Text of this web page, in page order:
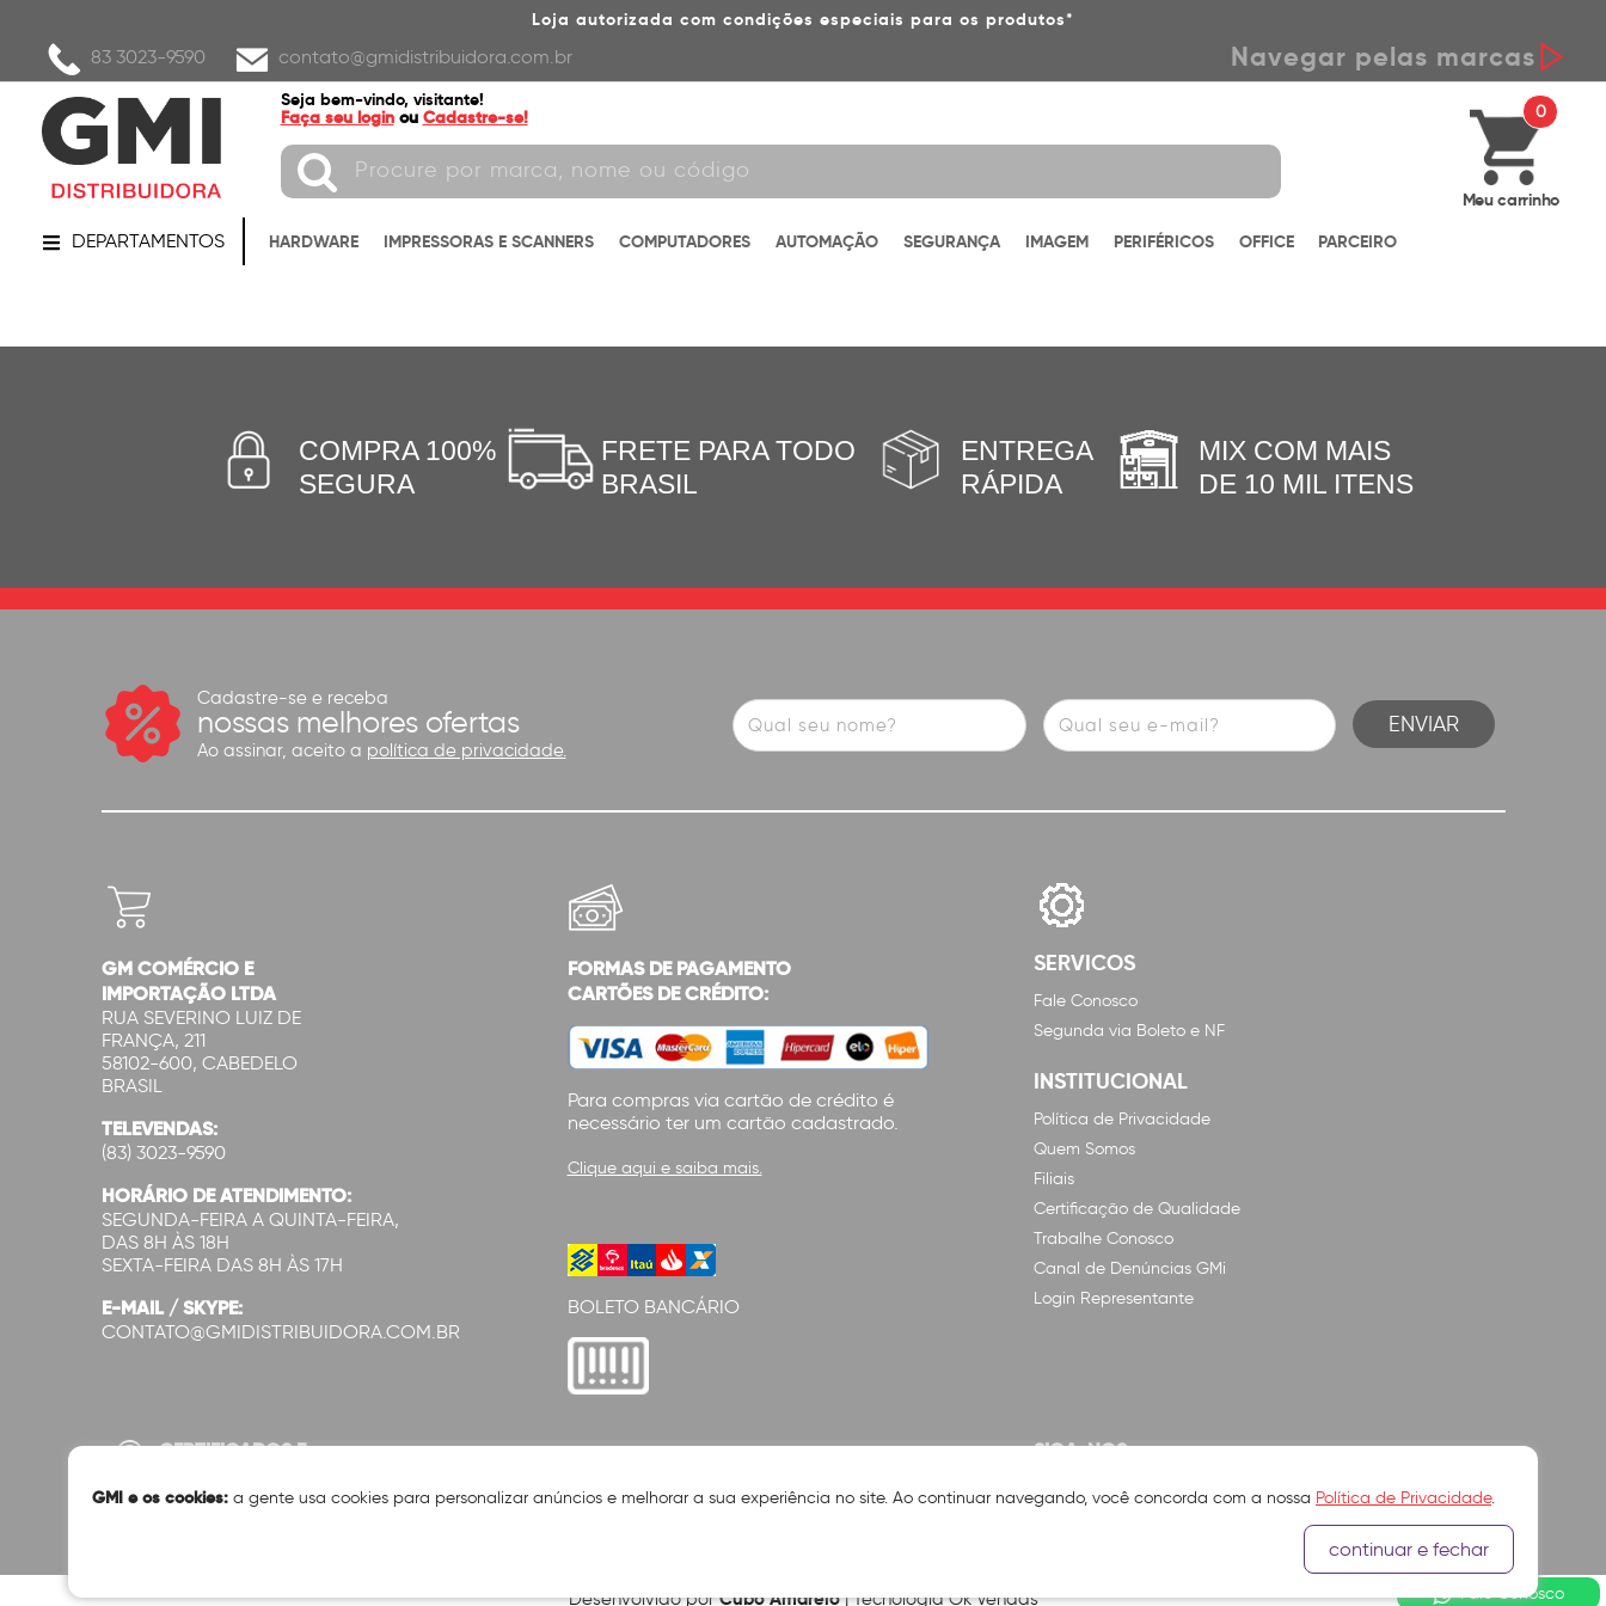
Loja autorizada com condições especiais para os produtos*
83 3023-9590 contato@gmidistribuidora.com.br Navegar pelas marcas
Seja bem-vindo, visitante!
Faça seu login ou Cadastre-se! 0
Meu carrinho
DEPARTAMENTOS HARDWARE IMPRESSORAS E SCANNERS COMPUTADORES AUTOMAÇÃO SEGURANÇA IMAGEM PERIFÉRICOS OFFICE PARCEIRO
COMPRA 100%
SEGURA
FRETE PARA TODO
BRASIL
ENTREGA
RÁPIDA
MIX COM MAIS
DE 10 MIL ITENS
Cadastre-se e receba
nossas melhores ofertas
Ao assinar, aceito a política de privacidade.
GM COMÉRCIO E
IMPORTAÇÃO LTDA
RUA SEVERINO LUIZ DE
FRANÇA, 211
58102-600, CABEDELO
BRASIL
TELEVENDAS:
(83) 3023-9590
HORÁRIO DE ATENDIMENTO:
SEGUNDA-FEIRA A QUINTA-FEIRA,
DAS 8H ÀS 18H
SEXTA-FEIRA DAS 8H ÀS 17H
E-MAIL / SKYPE:
CONTATO@GMIDISTRIBUIDORA.COM.BR
FORMAS DE PAGAMENTO
CARTÕES DE CRÉDITO:
Para compras via cartão de crédito é
necessário ter um cartão cadastrado.
Clique aqui e saiba mais.
BOLETO BANCÁRIO
SERVICOS
Fale Conosco
Segunda via Boleto e NF
INSTITUCIONAL
Política de Privacidade
Quem Somos
Filiais
Certificação de Qualidade
Trabalhe Conosco
Canal de Denúncias GMi
Login Representante
CERTIFICADOS E
SIGA-NOS
Desenvolvido porCubo Amarelo| Tecnologia Ok Vendas
GMI e os cookies: a gente usa cookies para personalizar anúncios e melhorar a sua experiência no site. Ao continuar navegando, você concorda com a nossa Política de Privacidade.
continuar e fechar
Fale Conosco